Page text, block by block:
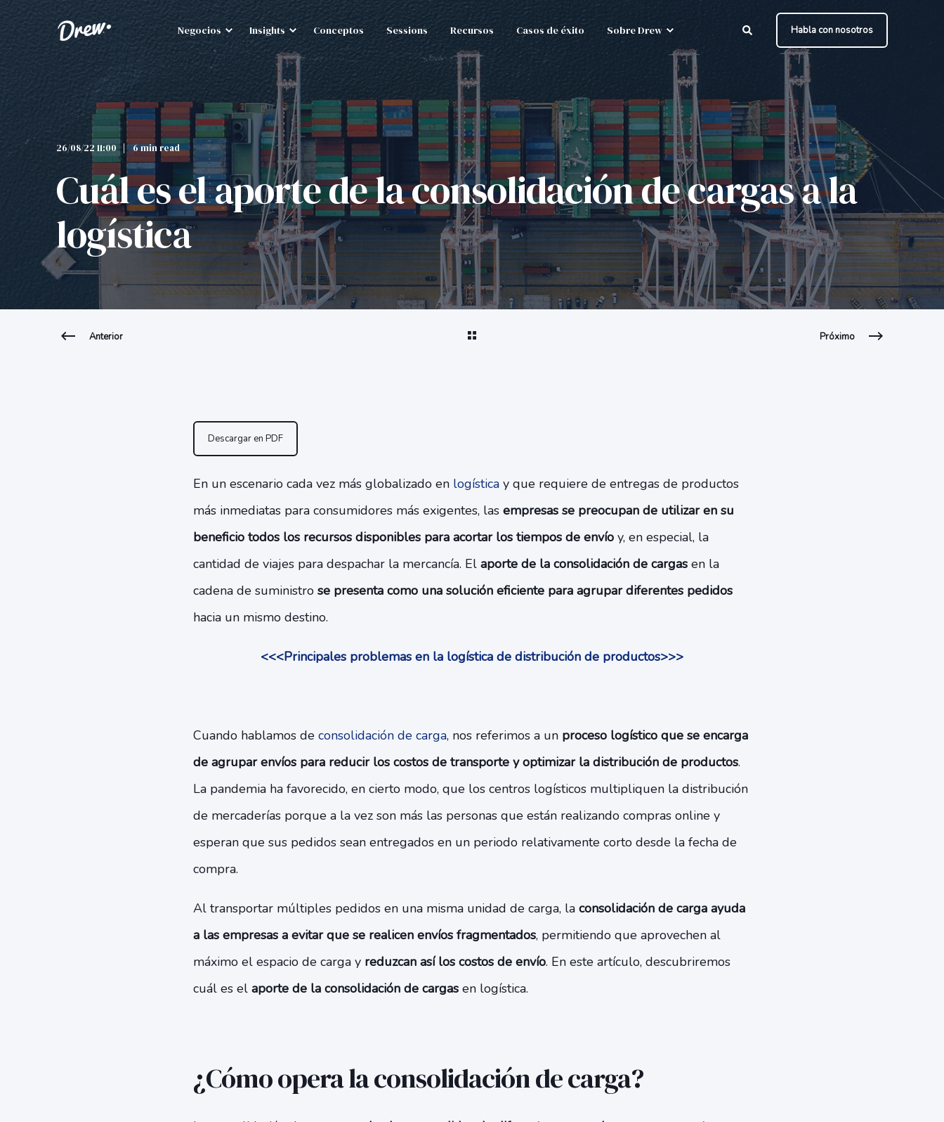
Negocios Insights Conceptos Sessions Recursos Casos de éxito Sobre Drew Habla con nosotros
26/08/22 11:00 6 min read
Cuál es el aporte de la consolidación de cargas a la
logística
Anterior Próximo
Descargar en PDF
En un escenario cada vez más globalizado en logística y que requiere de entregas de productos
más inmediatas para consumidores más exigentes, las empresas se preocupan de utilizar en su
beneficio todos los recursos disponibles para acortar los tiempos de envíoy, en especial, la
cantidad de viajes para despachar la mercancía. El aporte de la consolidación de cargasen la
cadena de suministro se presenta como una solución eficiente para agrupar diferentes pedidos
hacia un mismo destino.
<<<Principales problemas en la logística de distribución de productos>>>
Cuando hablamos de consolidación de carga, nos referimos a un proceso logístico que se encarga
de agrupar envíos para reducir los costos de transporte y optimizar la distribución de productos.
La pandemia ha favorecido, en cierto modo, que los centros logísticos multipliquen la distribución
de mercaderías porque a la vez son más las personas que están realizando compras online y
esperan que sus pedidos sean entregados en un periodo relativamente corto desde la fecha de
compra.
Al transportar múltiples pedidos en una misma unidad de carga, la consolidación de carga ayuda
a las empresas a evitar que se realicen envíos fragmentados, permitiendo que aprovechen al
máximo el espacio de carga y reduzcan así los costos de envío. En este artículo, descubriremos
cuál es el aporte de la consolidación de cargasen logística.
¿Cómo opera la consolidación de carga?